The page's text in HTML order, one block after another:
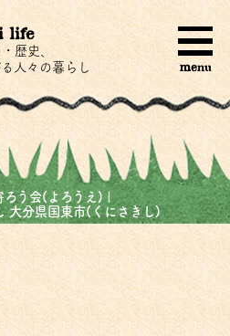
life
歴史、
人々の暮らし
menu
ろう会(よろうえ) |
大分県国東市(くにさきし)